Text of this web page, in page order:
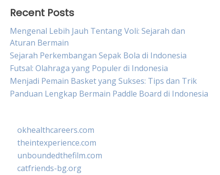
Recent Posts
Mengenal Lebih Jauh Tentang Voli: Sejarah dan
Aturan Bermain
Sejarah Perkembangan Sepak Bola di Indonesia
Futsal: Olahraga yang Populer di Indonesia
Menjadi Pemain Basket yang Sukses: Tips dan Trik
Panduan Lengkap Bermain Paddle Board di Indonesia
okhealthcareers.com
theintexperience.com
unboundedthefilm.com
catfriends-bg.org